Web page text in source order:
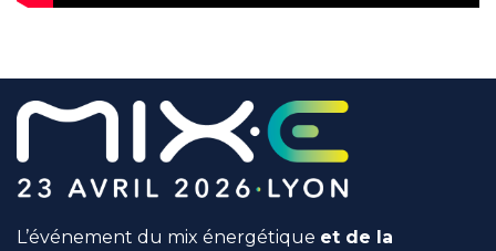
L’événement du mix énergétique et de la